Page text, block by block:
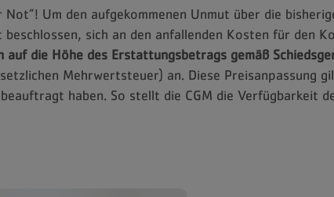
Um den aufgekommenen Unmut über die
beschlossen, sich an den anfallenden Kosten für den
die Höhe des Erstattungsbetrags gemäß
Mehrwertsteuer) an. Diese Preisanpassung
haben. So stellt die CGM die Verfügbarkeit